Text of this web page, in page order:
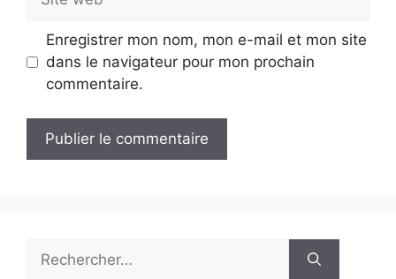
web
Enregistrer mon nom, mon e-mail et mon site
dans le navigateur pour mon prochain
commentaire.